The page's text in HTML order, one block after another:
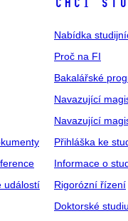
událostí
Nabídka
Proč na FI
Bakalářské
Navazující
Navazující
Přihláška ke
Informace o
Rigorózní řízení
Doktorské